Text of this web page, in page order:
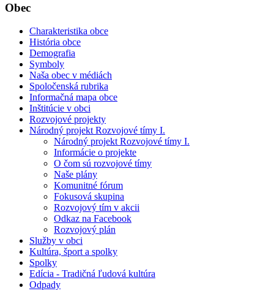
Obec
Charakteristika obce
História obce
Demografia
Symboly
Naša obec v médiách
Spoločenská rubrika
Informačná mapa obce
Inštitúcie v obci
Rozvojové projekty
Národný projekt Rozvojové tímy I.
Národný projekt Rozvojové tímy I.
Informácie o projekte
O čom sú rozvojové tímy
Naše plány
Komunitné fórum
Fokusová skupina
Rozvojový tím v akcii
Odkaz na Facebook
Rozvojový plán
Služby v obci
Kultúra, šport a spolky
Spolky
Edícia - Tradičná ľudová kultúra
Odpady